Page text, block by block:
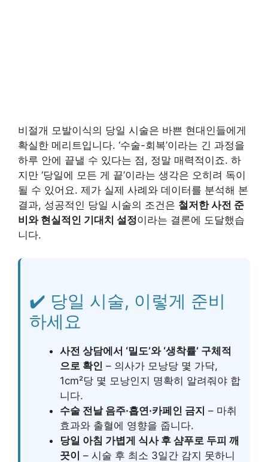
비절개 모발이식의 당일 시술은 바쁜 현대인들에게
확실한 메리트입니다. ‘수술-회복’이라는 긴 과정을
하루 안에 끝낼 수 있다는 점, 정말 매력적이죠. 하
지만 ‘당일에 모든 게 끝’이라는 생각은 오히려 독이
될 수 있어요. 제가 실제 사례와 데이터를 분석해 본
결과, 성공적인 당일 시술의 조건은 철저한 사전 준
비와 현실적인 기대치 설정이라는 결론에 도달했습
니다.
✔️ 당일 시술, 이렇게 준비
하세요
사전 상담에서 ‘밀도’와 ‘생착률’ 구체적
으로 확인 – 의사가 모낭당 몇 가닥,
1cm²당 몇 모낭인지 명확히 알려줘야 합
니다.
수술 전날 음주·흡연·카페인 금지 – 마취
효과와 출혈에 영향을 줍니다.
당일 아침 가볍게 식사 후 샴푸로 두피 깨
끗이 – 시술 후 최소 3일간 감지 못하니